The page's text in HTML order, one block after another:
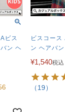
ビス
ン ヘ
ビスコース
ン ヘアバ
¥1,540税込
（19）